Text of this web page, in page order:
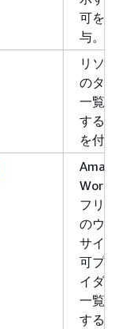
可を付
与。
リソ
のタ
一覧
する
を付与
フリ
のウ
サイ
可プ
イダ
一覧
する